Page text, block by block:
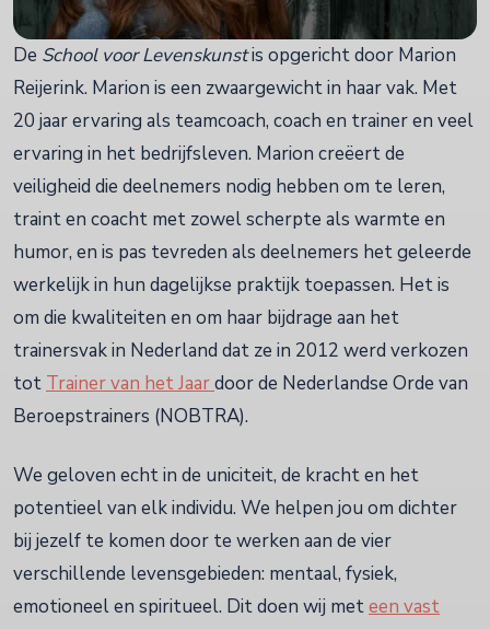
De School voor Levenskunstis opgericht door Marion
Reijerink. Marion is een zwaargewicht in haar vak. Met
20 jaar ervaring als teamcoach, coach en trainer en veel
ervaring in het bedrijfsleven. Marion creëert de
veiligheid die deelnemers nodig hebben om te leren,
traint en coacht met zowel scherpte als warmte en
humor, en is pas tevreden als deelnemers het geleerde
werkelijk in hun dagelijkse praktijk toepassen. Het is
om die kwaliteiten en om haar bijdrage aan het
trainersvak in Nederland dat ze in 2012 werd verkozen
tot Trainer van het Jaardoor de Nederlandse Orde van
Beroepstrainers (NOBTRA).
We geloven echt in de uniciteit, de kracht en het
potentieel van elk individu. We helpen jou om dichter
bij jezelf te komen door te werken aan de vier
verschillende levensgebieden: mentaal, fysiek,
emotioneel en spiritueel. Dit doen wij meteen vast